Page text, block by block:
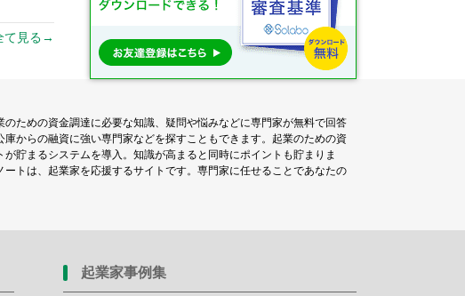
て見る→
ための資金調達に必要な知識、疑問や悩みなどに専門家が無料で回答
からの融資に強い専門家などを探すこともできます。起業のための資
貯まるシステムを導入。知識が高まると同時にポイントも貯まりま
トは、起業家を応援するサイトです。専門家に任せることであなたの
起業家事例集